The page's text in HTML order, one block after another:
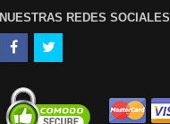
NUESTRAS REDES SOCIALES